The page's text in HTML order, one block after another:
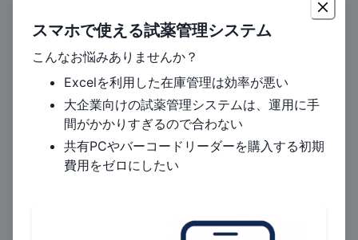
濃度 (w/v%)
モル濃度
3.42 mol/L
（w/v%）、分子量から次の式で求められます。
スマホで使える試薬管理システム
こんなお悩みありませんか？
Excelを利用した在庫管理は効率が悪い
大企業向けの試薬管理システムは、運用に手
間がかかりすぎるので合わない
共有PCやバーコードリーダーを購入する初期
費用をゼロにしたい